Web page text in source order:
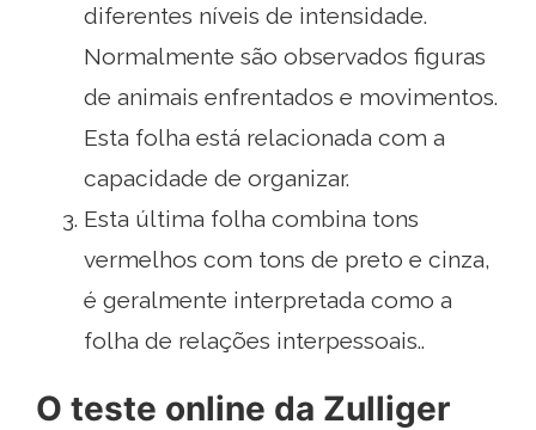
diferentes níveis de intensidade.
Normalmente são observados figuras
de animais enfrentados e movimentos.
Esta folha está relacionada com a
capacidade de organizar.
Esta última folha combina tons
vermelhos com tons de preto e cinza,
é geralmente interpretada como a
folha de relações interpessoais..
O teste online da Zulliger